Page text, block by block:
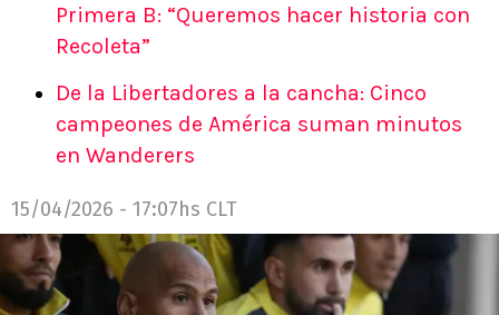
Primera B: “Queremos hacer historia con
Recoleta”
De la Libertadores a la cancha: Cinco
campeones de América suman minutos
en Wanderers
15/04/2026 - 17:07hs CLT